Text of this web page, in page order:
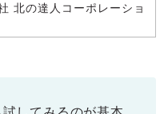
北の達人コーポレーショ